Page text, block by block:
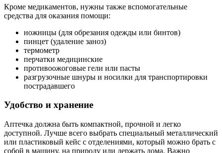
Кроме медикаментов, нужны также вспомогательные
средства для оказания помощи:
ножницы (для обрезания одежды или бинтов)
пинцет (удаление заноз)
термометр
перчатки медицинские
противоожоговые гели или пасты
разгрузочные шнуры и носилки для транспортировки
пострадавшего
Удобство и хранение
Аптечка должна быть компактной, прочной и легко
доступной. Лучше всего выбрать специальный металлический
или пластиковый кейс с отделениями, который можно брать с
собой в машину, на природу или держать дома. Важно